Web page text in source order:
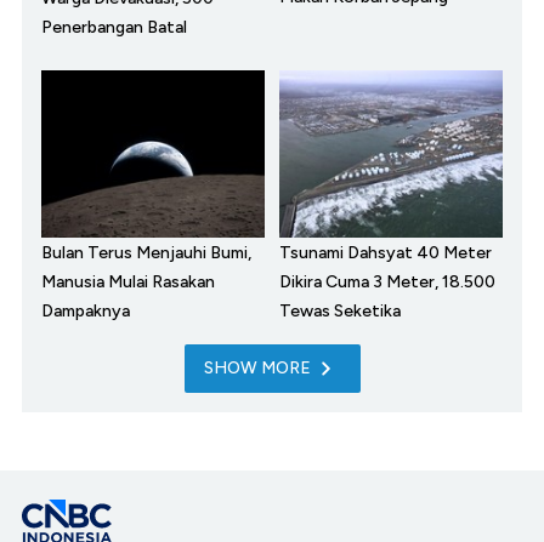
Penerbangan Batal
Bulan Terus Menjauhi Bumi,
Manusia Mulai Rasakan
Dampaknya
Tsunami Dahsyat 40 Meter
Dikira Cuma 3 Meter, 18.500
Tewas Seketika
SHOW MORE